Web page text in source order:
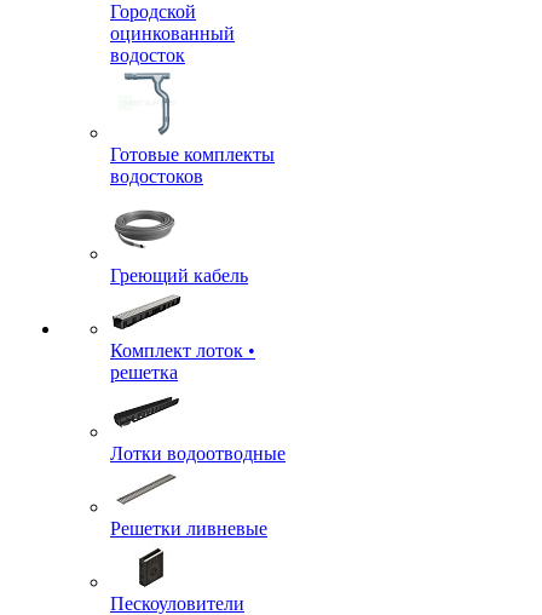
Городской
оцинкованный
водосток
Готовые комплекты
водостоков
Греющий кабель
Комплект лоток •
решетка
Лотки водоотводные
Решетки ливневые
Пескоуловители